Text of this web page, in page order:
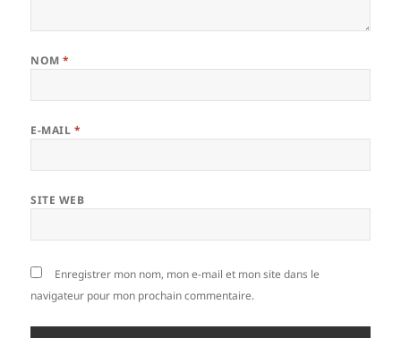
NOM*
E-MAIL *
SITE WEB
Enregistrer mon nom, mon e-mail et mon site dans le
navigateur pour mon prochain commentaire.